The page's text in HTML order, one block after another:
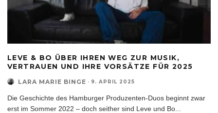
LEVE & BO ÜBER IHREN WEG ZUR MUSIK,
VERTRAUEN UND IHRE VORSÄTZE FÜR 2025
LARA MARIE BINGE · 9. APRIL 2025
Die Geschichte des Hamburger Produzenten-Duos beginnt zwar
erst im Sommer 2022 – doch seither sind Leve und Bo